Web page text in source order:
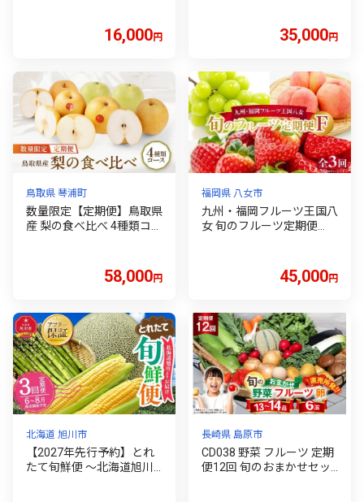
16,000円
ちご【JAほたるの里】_H
B0032 いちご イチゴ 苺 あ
便 福岡
35,000円
鳥取県 琴浦町
数量限定【定期便】鳥取県
産 梨の食べ比べ 4種類コー
梨 梨定期便 梨食べ比べ 定
期便 食べ比べ 鳥取県産梨
美味しい おいしい フルー
ツ 果物 くだもの 人気 おす
すめ 鳥取 琴浦町 送料無料
58,000円
福岡県 八女市
九州・福岡フルーツ王国八
女 旬のフルーツ定期便
ルーツ 定期便 あまおう シ
ャインマスカット もも 季
め セット 産地直送 福岡県
八女市
45,000円
北海道 旭川市
【2027年先行予約】とれ
たて旬鮮便 ～北海道旭川
長崎県 島原市
CD038 野菜 フルーツ 定期
便12回 旬のおまかせセッ